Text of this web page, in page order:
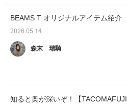
BEAMS T オリジナルアイテム紹介
2026.05.14
森末 瑞騎
知ると奥が深いぞ！【TACOMAFUJI